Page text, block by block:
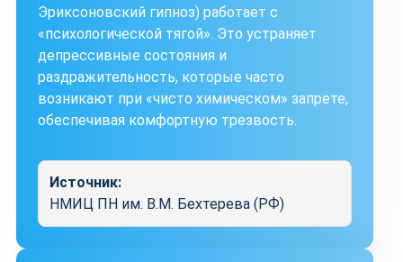
Эриксоновский гипноз) работает с
«психологической тягой». Это устраняет
депрессивные состояния и
раздражительность, которые часто
возникают при «чисто химическом» запрете,
обеспечивая комфортную трезвость.
Источник:
НМИЦ ПН им. В.М. Бехтерева (РФ)